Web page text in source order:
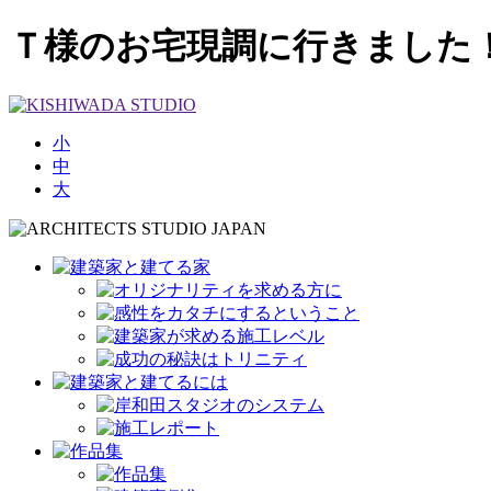
Ｔ様のお宅現調に行きまし
小
中
大